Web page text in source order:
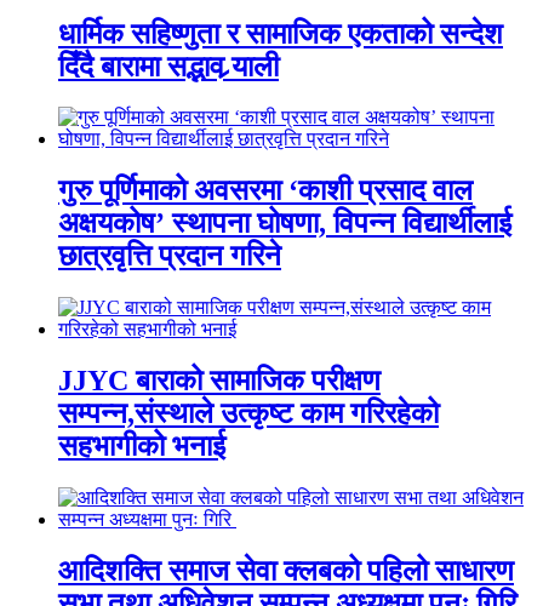
धार्मिक सहिष्णुता र सामाजिक एकताको सन्देश
दिँदै बारामा सद्भाव र्‍याली
गुरु पूर्णिमाको अवसरमा ‘काशी प्रसाद वाल
अक्षयकोष’ स्थापना घोषणा, विपन्न विद्यार्थीलाई
छात्रवृत्ति प्रदान गरिने
JJYC बाराको सामाजिक परीक्षण
सम्पन्न,संस्थाले उत्कृष्ट काम गरिरहेको
सहभागीको भनाई
आदिशक्ति समाज सेवा क्लबको पहिलो साधारण